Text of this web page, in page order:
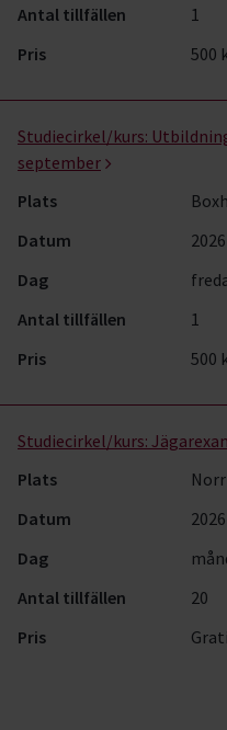
Antal tillfällen
1
Pris
500
Studiecirkel/kurs:
september
Plats
Datum
Dag
Antal tillfällen
1
Pris
500
Studiecirkel/kurs:
Plats
Datum
Dag
Antal tillfällen
20
Pris